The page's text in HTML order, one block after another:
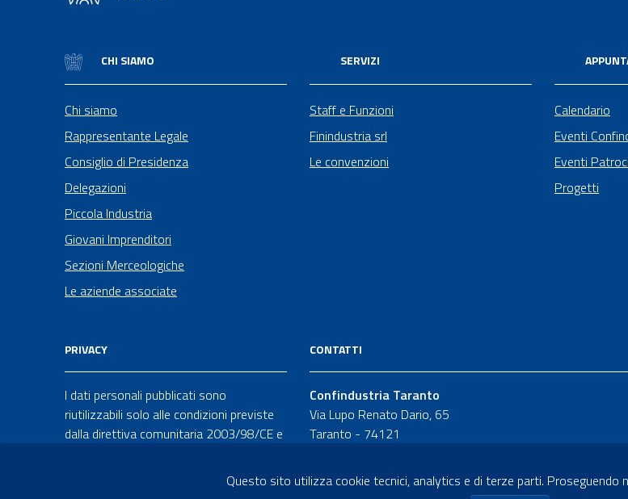
CHI SIAMO
Chi siamo
Rappresentante Legale
Consiglio di Presidenza
Delegazioni
Piccola Industria
Giovani Imprenditori
Sezioni Merceologiche
Le aziende associate
SERVIZI
Staff e Funzioni
Finindustria srl
Le convenzioni
Calendario
Eventi
Eventi
Progetti
PRIVACY
I dati personali pubblicati sono
riutilizzabili solo alle condizioni previste
dalla direttiva comunitaria 2003/98/CE e
CONTATTI
Confindustria Taranto
Via Lupo Renato Dario, 65
Taranto - 74121
Questo sito utilizza cookie tecnici, analytics e di terze parti. Proseguendo